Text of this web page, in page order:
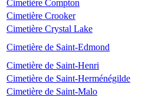
Cimetière Compton
Cimetière Crooker
Cimetière Crystal Lake
Cimetière de Saint-Edmond
Cimetière de Saint-Henri
Cimetière de Saint-Herménégilde
Cimetière de Saint-Malo